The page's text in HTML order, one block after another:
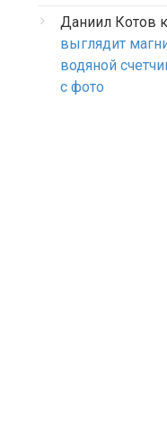
Даниил Котов
выглядит
водяной
с фото